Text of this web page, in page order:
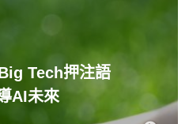
Tech押注語
AI未來